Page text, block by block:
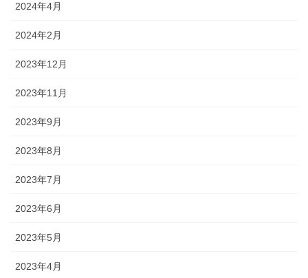
2024年4月
2024年2月
2023年12月
2023年11月
2023年9月
2023年8月
2023年7月
2023年6月
2023年5月
2023年4月